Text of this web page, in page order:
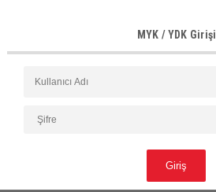
MYK / YDK Girişi